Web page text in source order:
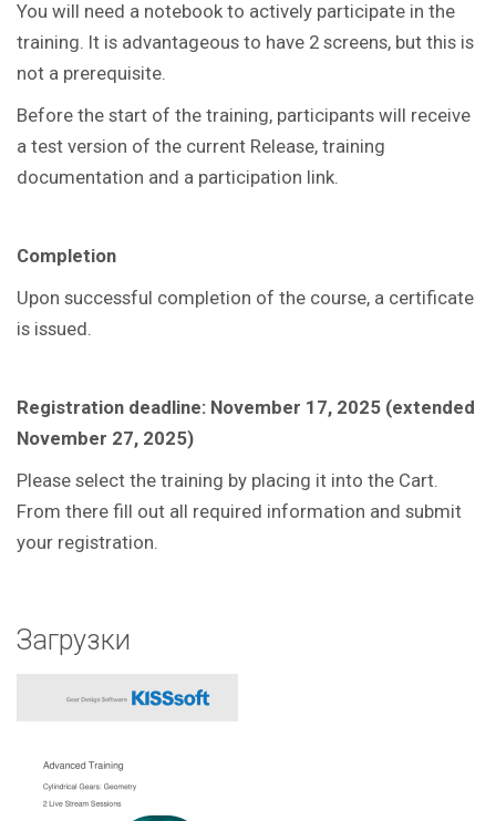
You will need a notebook to actively participate in the
training. It is advantageous to have 2 screens, but this is
not a prerequisite.
Before the start of the training, participants will receive
a test version of the current Release, training
documentation and a participation link.
Completion
Upon successful completion of the course, a certificate
is issued.
Registration deadline: November 17, 2025 (extended
November 27, 2025)
Please select the training by placing it into the Cart.
From there fill out all required information and submit
your registration.
Загрузки